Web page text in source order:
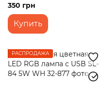
350 грн
Купить
РАСПРОДАЖА